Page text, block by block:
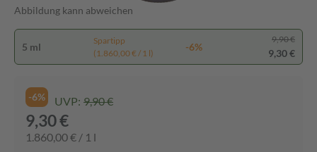
Abbildung kann abweichen
5 ml
Spartipp
(1.860,00 € / 1 l)
-6%
9,90 €
9,30 €
-6% UVP: 9,90 €
9,30 €
1.860,00 € / 1 l